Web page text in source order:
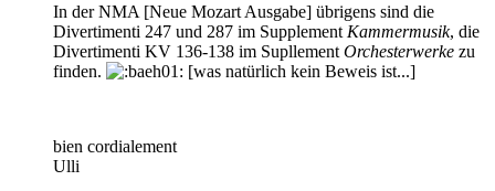
In der NMA [Neue Mozart Ausgabe] übrigens sind die
Divertimenti 247 und 287 im Supplement Kammermusik, die
Divertimenti KV 136-138 im Supllement Orchesterwerke zu
finden.
[was natürlich kein Beweis ist...]
bien cordialement
Ulli